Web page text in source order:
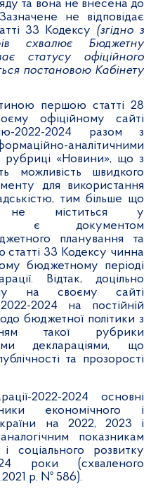
та вона не внесена до
не відповідає
33 Кодексу (згідно з
схвалює Бюджетну
статусу офіційного
постановою Кабінету
першою статті 28
офіційному сайті
2022-2024 разом з
аналітичними
рубриці «Новини», що з
можливість швидкого
для використання
тим більше що
не міститься у
є документом
планування та
33 Кодексу чинна
бюджетному періоді
Відтак, доцільно
на своєму сайті
2024 на постійній
бюджетної політики з
такої рубрики
деклараціями, що
та прозорості
2022-2024 основні
економічного і
на 2022, 2023 і
показникам
соціального розвитку
роки (схваленого
р. № 586).